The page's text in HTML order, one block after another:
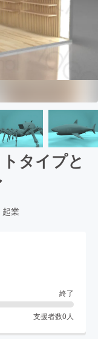
タイプと
起業
終了
支援者数0 人